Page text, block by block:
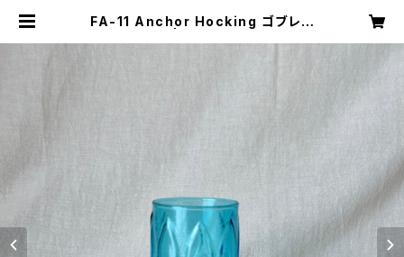
FA-11 Anchor Hocking ゴブレッ